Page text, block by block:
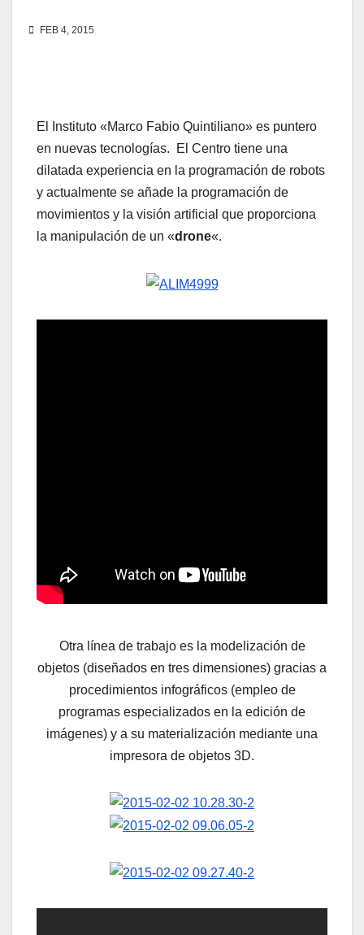
FEB 4, 2015
El Instituto «Marco Fabio Quintiliano» es puntero
en nuevas tecnologías. El Centro tiene una
dilatada experiencia en la programación de robots
y actualmente se añade la programación de
movimientos y la visión artificial que proporciona
la manipulación de un «drone«.
Otra línea de trabajo es la modelización de
objetos (diseñados en tres dimensiones) gracias a
procedimientos infográficos (empleo de
programas especializados en la edición de
imágenes) y a su materialización mediante una
impresora de objetos 3D.